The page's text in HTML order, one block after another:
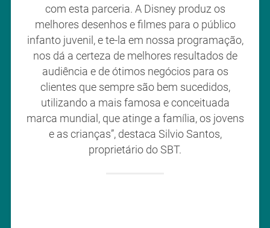
com esta parceria. A Disney produz os
melhores desenhos e filmes para o público
infanto juvenil, e te-la em nossa programação,
nos dá a certeza de melhores resultados de
audiência e de ótimos negócios para os
clientes que sempre são bem sucedidos,
utilizando a mais famosa e conceituada
marca mundial, que atinge a família, os jovens
e as crianças”, destaca Silvio Santos,
proprietário do SBT.